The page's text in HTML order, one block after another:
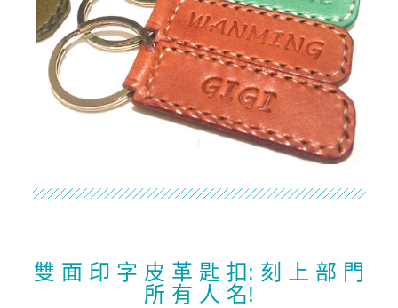
雙 面 印 字 皮 革 匙 扣: 刻 上 部 門
所 有 人 名!